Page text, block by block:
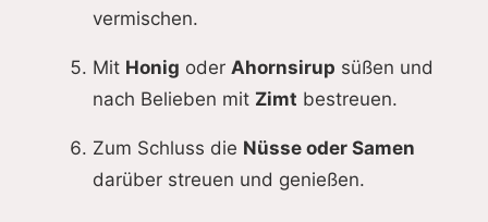
vermischen.
Mit Honig oder Ahornsirup süßen und
nach Belieben mit Zimt bestreuen.
Zum Schluss die Nüsse oder Samen
darüber streuen und genießen.